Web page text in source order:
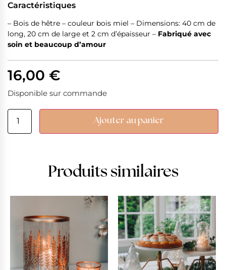
Caractéristiques
– Bois de hêtre – couleur bois miel – Dimensions: 40 cm de
long, 20 cm de large et 2 cm d’épaisseur – Fabriqué avec
soin et beaucoup d’amour
16,00 €
Disponible sur commande
Ajouter au panier
Produits similaires